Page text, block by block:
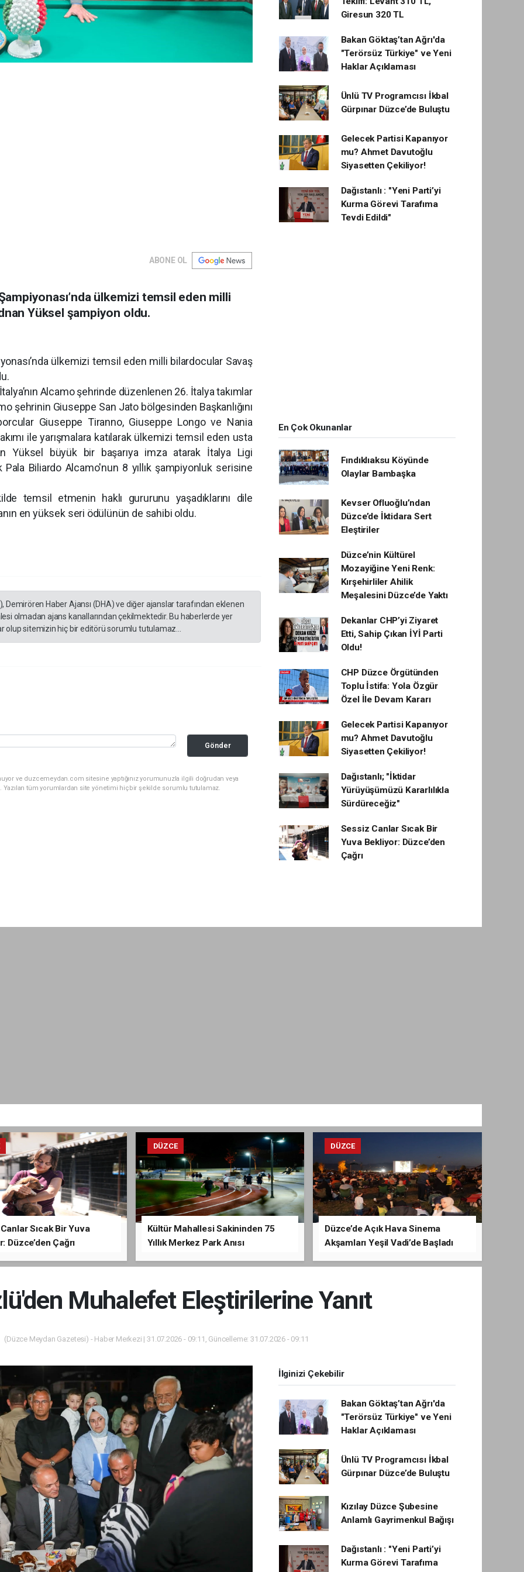
ABONE OL
ülkemizi temsil eden milli
Yüksel şampiyon oldu.
ülkemizi temsil eden milli bilardocular Savaş
Alcamo şehrinde düzenlenen 26. İtalya takımlar
şehrinin Giuseppe San Jato bölgesinden Başkanlığını
Giuseppe Tiranno, Giuseppe Longo ve Nania
ile yarışmalara katılarak ülkemizi temsil eden usta
Yüksel büyük bir başarıya imza atarak İtalya Ligi
Pala Biliardo Alcamo'nun 8 yıllık şampiyonluk serisine
temsil etmenin haklı gururunu yaşadıklarını dile
en yüksek seri ödülünün de sahibi oldu.
Demirören Haber Ajansı (DHA) ve diğer ajanslar tarafından eklenen
olmadan ajans kanallarından çekilmektedir. Bu haberlerde yer
sitemizin hiç bir editörü sorumlu tutulamaz...
Gönder
ve duzcemeydan.com sitesine yaptığınız yorumunuzla ilgili doğrudan veya
Yazılan tüm yorumlardan site yönetimi hiçbir şekilde sorumlu tutulamaz.
Giresun 320 TL
Bakan Göktaş’tan Ağrı'da
"Terörsüz Türkiye" ve Yeni
Haklar Açıklaması
Ünlü TV Programcısı İkbal
Gürpınar Düzce’de Buluştu
Gelecek Partisi Kapanıyor
mu? Ahmet Davutoğlu
Siyasetten Çekiliyor!
Dağıstanlı : "Yeni Parti’yi
Kurma Görevi Tarafıma
Tevdi Edildi"
En Çok Okunanlar
Fındıklıaksu Köyünde
Olaylar Bambaşka
Kevser Ofluoğlu’ndan
Düzce’de İktidara Sert
Eleştiriler
Düzce’nin Kültürel
Mozayiğine Yeni Renk:
Kırşehirliler Ahilik
Meşalesini Düzce’de Yaktı
Dekanlar CHP’yi Ziyaret
Etti, Sahip Çıkan İYİ Parti
Oldu!
CHP Düzce Örgütünden
Toplu İstifa: Yola Özgür
Özel İle Devam Kararı
Gelecek Partisi Kapanıyor
mu? Ahmet Davutoğlu
Siyasetten Çekiliyor!
Dağıstanlı; "İktidar
Yürüyüşümüzü Kararlılıkla
Sürdüreceğiz"
Sessiz Canlar Sıcak Bir
Yuva Bekliyor: Düzce’den
Çağrı
Sıcak Bir Yuva
Düzce’den Çağrı
DÜZCE
Kültür Mahallesi Sakininden 75
Yıllık Merkez Park Anısı
DÜZCE
Düzce’de Açık Hava Sinema
Akşamları Yeşil Vadi’de Başladı
Muhalefet Eleştirilerine Yanıt
(Düzce Meydan Gazetesi) - Haber Merkezi | 31.07.2026 - 09:11, Güncelleme: 31.07.2026 - 09:11
İlginizi Çekebilir
Bakan Göktaş’tan Ağrı'da
"Terörsüz Türkiye" ve Yeni
Haklar Açıklaması
Ünlü TV Programcısı İkbal
Gürpınar Düzce’de Buluştu
Kızılay Düzce Şubesine
Anlamlı Gayrimenkul Bağışı
Dağıstanlı : "Yeni Parti’yi
Kurma Görevi Tarafıma